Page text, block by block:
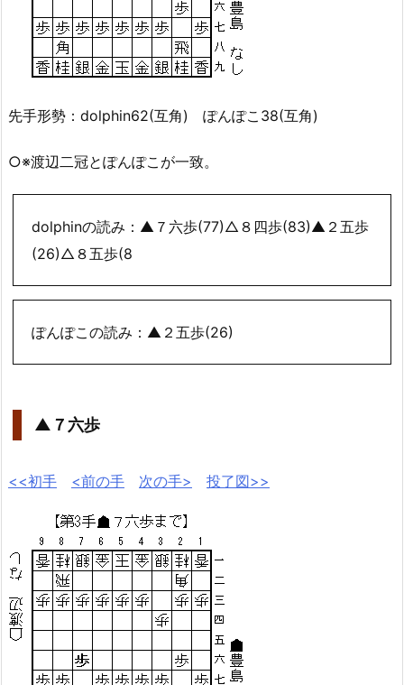
先手形勢：dolphin62(互角) ぽんぽこ38(互角)
○※渡辺二冠とぽんぽこが一致。
dolphinの読み：▲７六歩(77)△８四歩(83)▲２五歩
(26)△８五歩(8
ぽんぽこの読み：▲２五歩(26)
▲７六歩
<<初手 <前の手 次の手> 投了図>>